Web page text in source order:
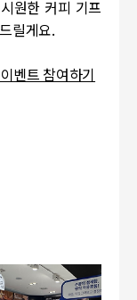
원한 커피 기프
릴게요.
벤트 참여하기